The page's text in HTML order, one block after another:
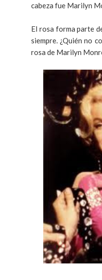
cabeza fue Marilyn
El rosa forma parte
siempre. ¿Quién no
rosa de Marilyn